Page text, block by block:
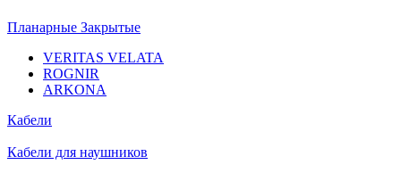
Планарные Закрытые
VERITAS VELATA
ROGNIR
ARKONA
Кабели
Кабели для наушников